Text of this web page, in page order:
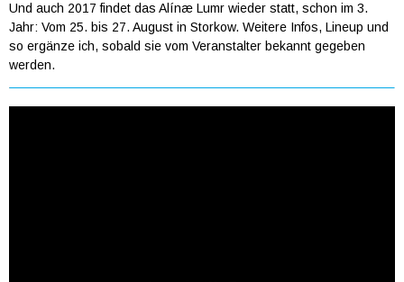
Und auch 2017 findet das Alínæ Lumr wieder statt, schon im 3.
Jahr: Vom 25. bis 27. August in Storkow. Weitere Infos, Lineup und
so ergänze ich, sobald sie vom Veranstalter bekannt gegeben
werden.